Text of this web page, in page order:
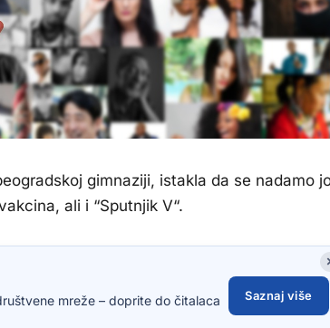
gimnaziji, istakla da se nadamo
ali i “Sputnjik V“.
mreže – doprite do čitalaca Saznaj više